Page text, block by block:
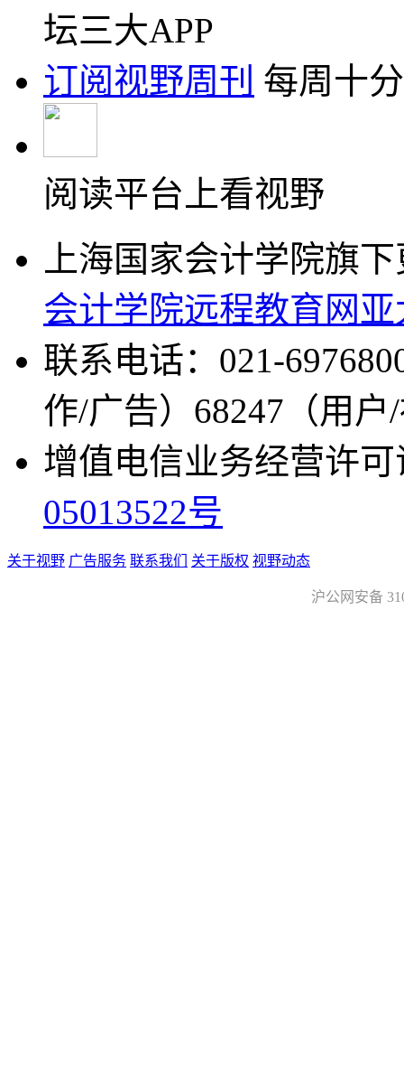
坛三大APP
订阅视野周刊 每周十
阅读平台上看视野
上海国家会计学院旗
会计学院远程教育网
联系电话：021-
作/广告）68247（用户
增值电信业务经营许
05013522号
关于视野 广告服务 联系我们 关于版权 视野动态
沪公网安备